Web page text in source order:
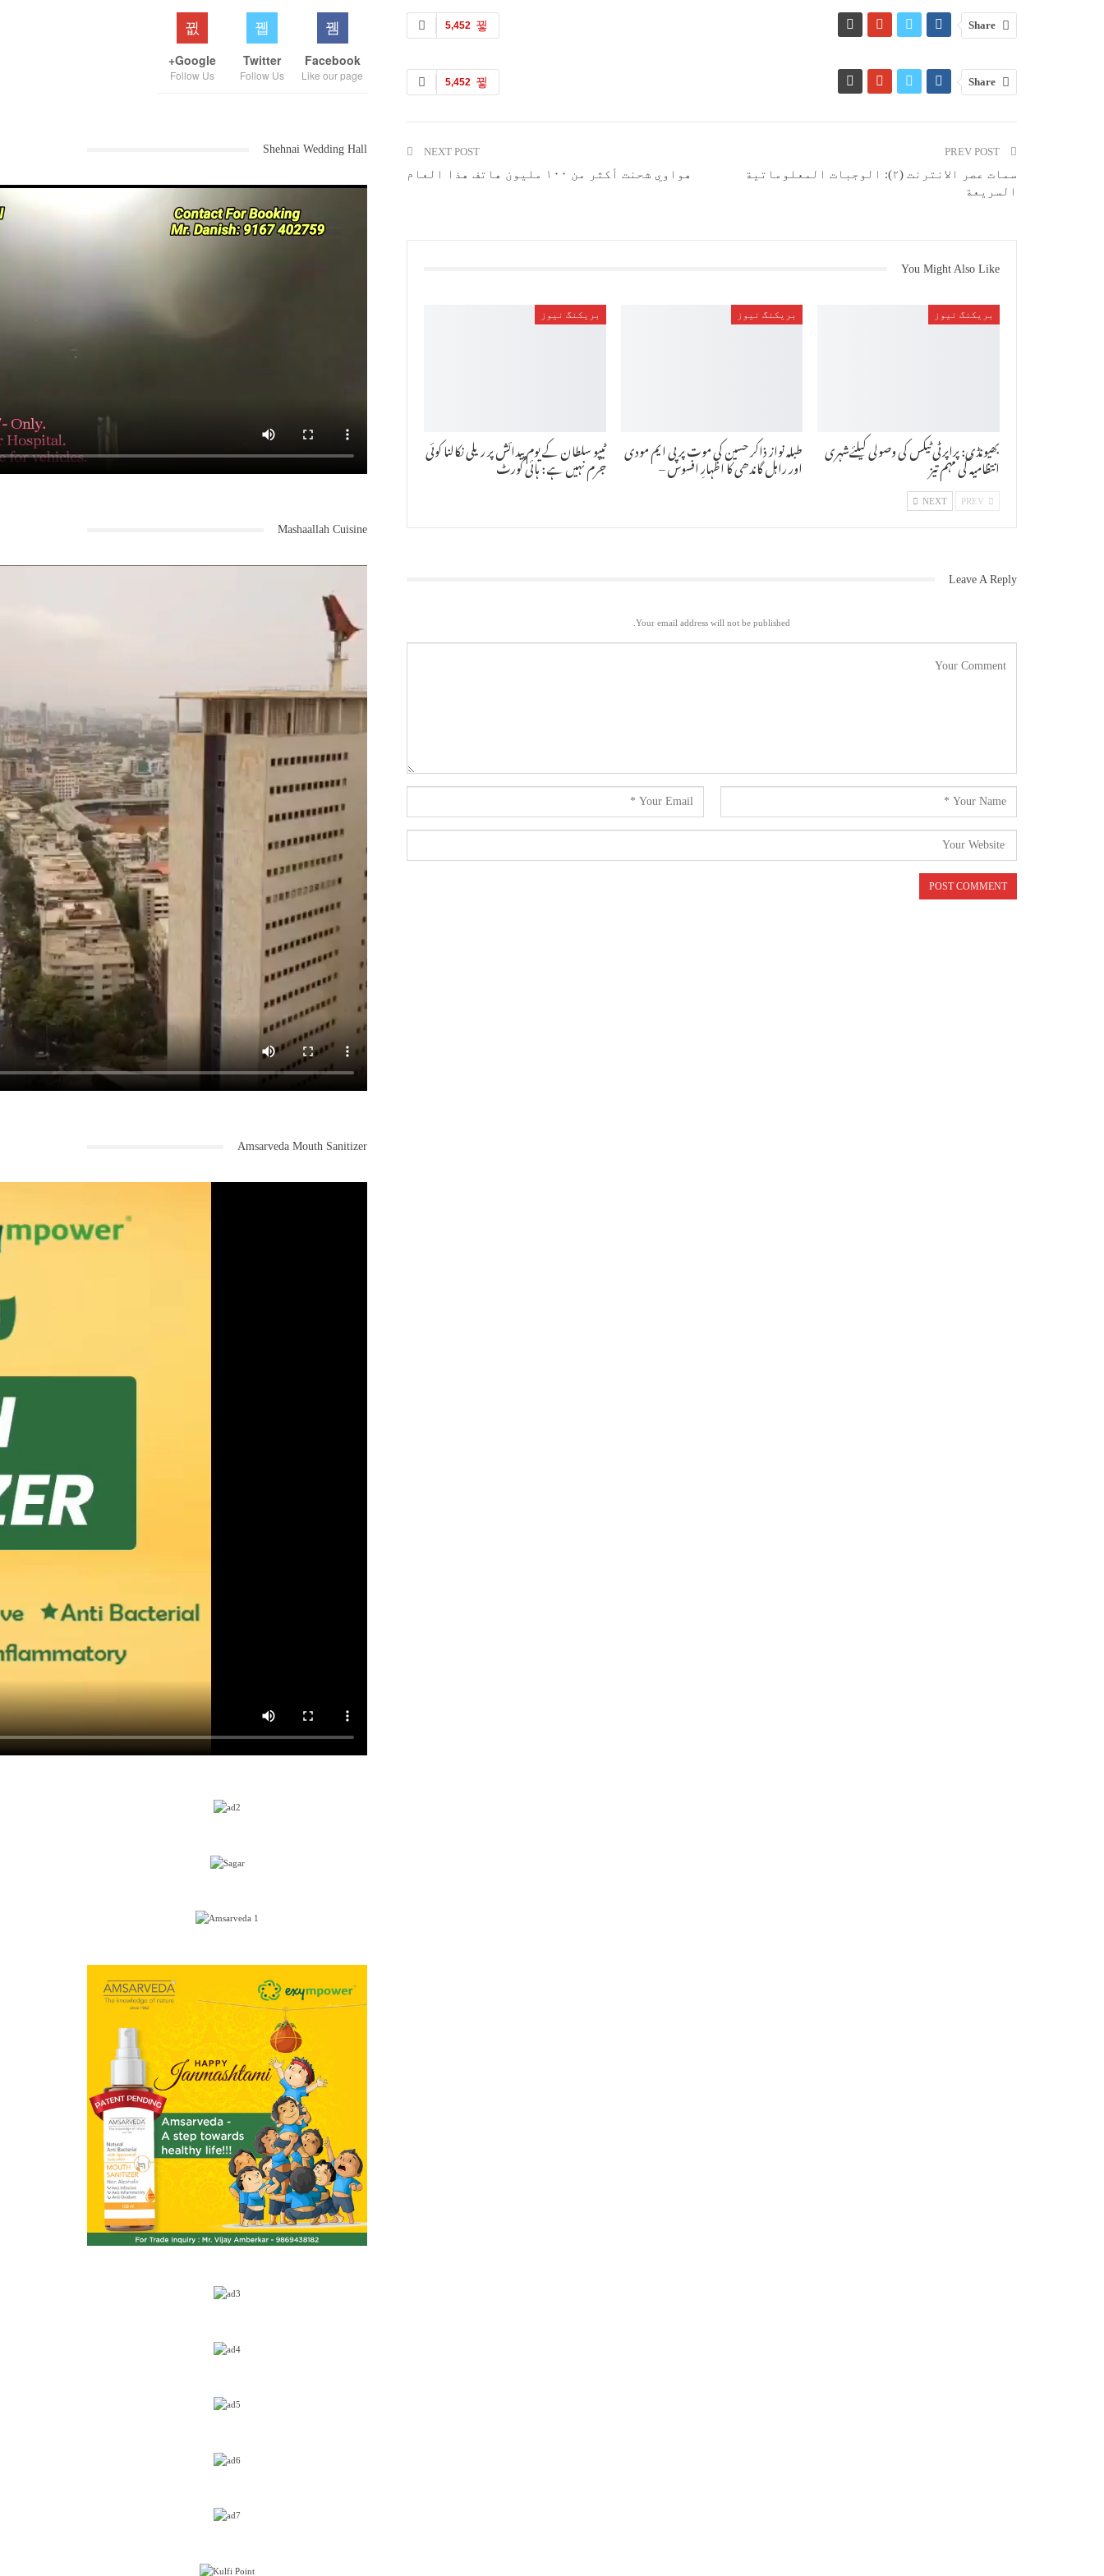
5,452 Share
5,452 Share
سمات عصر الانترنت (۲): الوجبات المعلوماتية
السريعة
NEXT POST
هواوي شحنت أكثر من ۱۰۰ مليون هاتف هذا العام
You Might Also Like
بریکنگ نیوز
بھیونڈی: پراپرٹی ٹیکس کی وصولی کیلئےشہری
انتظامیہ کی مہم تیز
بریکنگ نیوز
طبلہ نواز ذاکر حسین کی موت پر پی ایم مودی
اور راہل گاندھی کا اظہارِ افسوس –
بریکنگ نیوز
ٹیپو سلطان کے یوم پیدائش پر ریلی نکالنا کوئی
جرم نہیں ہے : ہائی کورٹ
NEXT
Leave A Reply
Your email address will not be published.
Facebook
Like our page
Twitter
Follow Us
Google+
Follow Us
Shehnai Wedding Hall
Mashaallah Cuisine
Amsarveda Mouth Sanitizer